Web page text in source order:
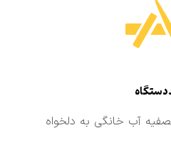
دستگاه
آب خانگی به دلخواه